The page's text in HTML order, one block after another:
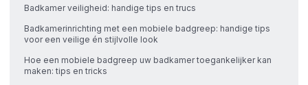
Badkamer veiligheid: handige tips en trucs
Badkamerinrichting met een mobiele badgreep: handige tips
voor een veilige én stijlvolle look
Hoe een mobiele badgreep uw badkamer toegankelijker kan
maken: tips en tricks